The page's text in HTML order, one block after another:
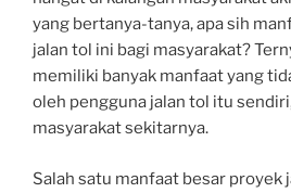
yang bertanya-tanya, apa sih
jalan tol ini bagi masyarakat?
memiliki banyak manfaat yang
oleh pengguna jalan tol itu
masyarakat sekitarnya.
Salah satu manfaat besar proyek